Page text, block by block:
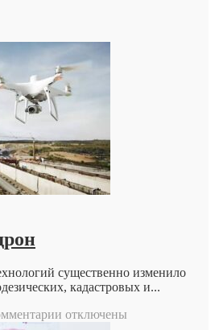
существенно изменило
кадастровых и...
котключены